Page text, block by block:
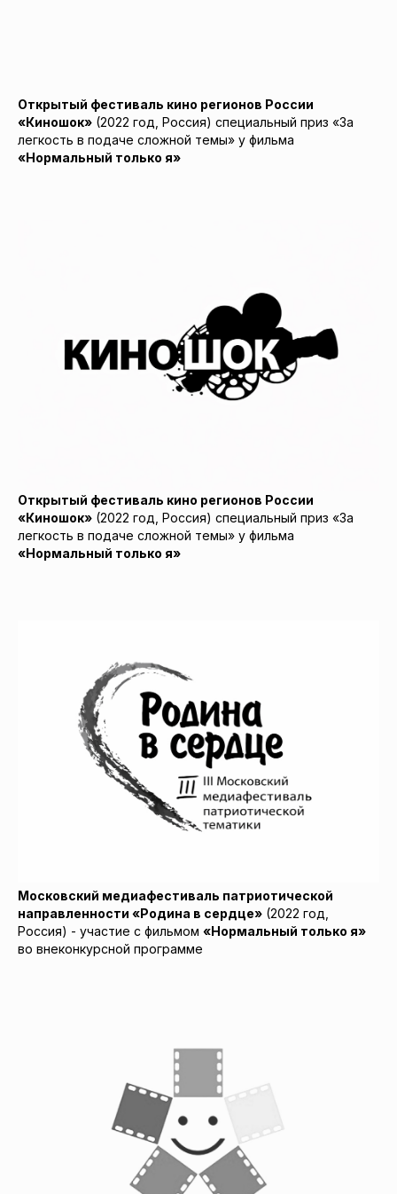
Открытый фестиваль кино регионов России
«Киношок» (2022 год, Россия) специальный приз «За
легкость в подаче сложной темы» у фильма
«Нормальный только я»
Открытый фестиваль кино регионов России
«Киношок» (2022 год, Россия) специальный приз «За
легкость в подаче сложной темы» у фильма
«Нормальный только я»
Московский медиафестиваль патриотической
направленности «Родина в сердце» (2022 год,
Россия) - участие с фильмом «Нормальный только я»
во внеконкурсной программе